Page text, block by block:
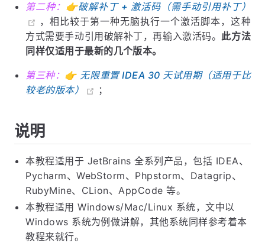
第二种：👉破解补丁 + 激活码（需手动引用补丁）
，相比较于第一种无脑执行一个激活脚本，这种
方式需要手动引用破解补丁，再输入激活码。此方法
同样仅适用于最新的几个版本。
第三种：👉 无限重置 IDEA 30 天试用期（适用于比
较老的版本）
；
说明
本教程适用于 JetBrains 全系列产品，包括 IDEA、
Pycharm、WebStorm、Phpstorm、Datagrip、
RubyMine、CLion、AppCode 等。
本教程适用 Windows/Mac/Linux 系统，文中以
Windows 系统为例做讲解，其他系统同样参考着本
教程来就行。